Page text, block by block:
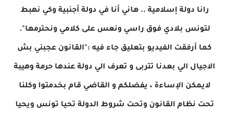
رانا دولة إسلامية .. هاني أنا في دولة أجنبية وكي نهبط
لتونس بلادي فوق راسي ونعس على كلامي ونحترمها".
كما أرفقت الفيديو بتعليق جاء فيه :"القانون عجبني بش
الاجيال الي بعدنا تتربى و تعرف الي دولة عندها حرمة وهيبة
لايمكن الإساءة ، يفضلكم و القاضي قام بخدمتوا وكلنا
تحت نظام القانون وتحت شروط الدولة تحيا تونس ويحيا